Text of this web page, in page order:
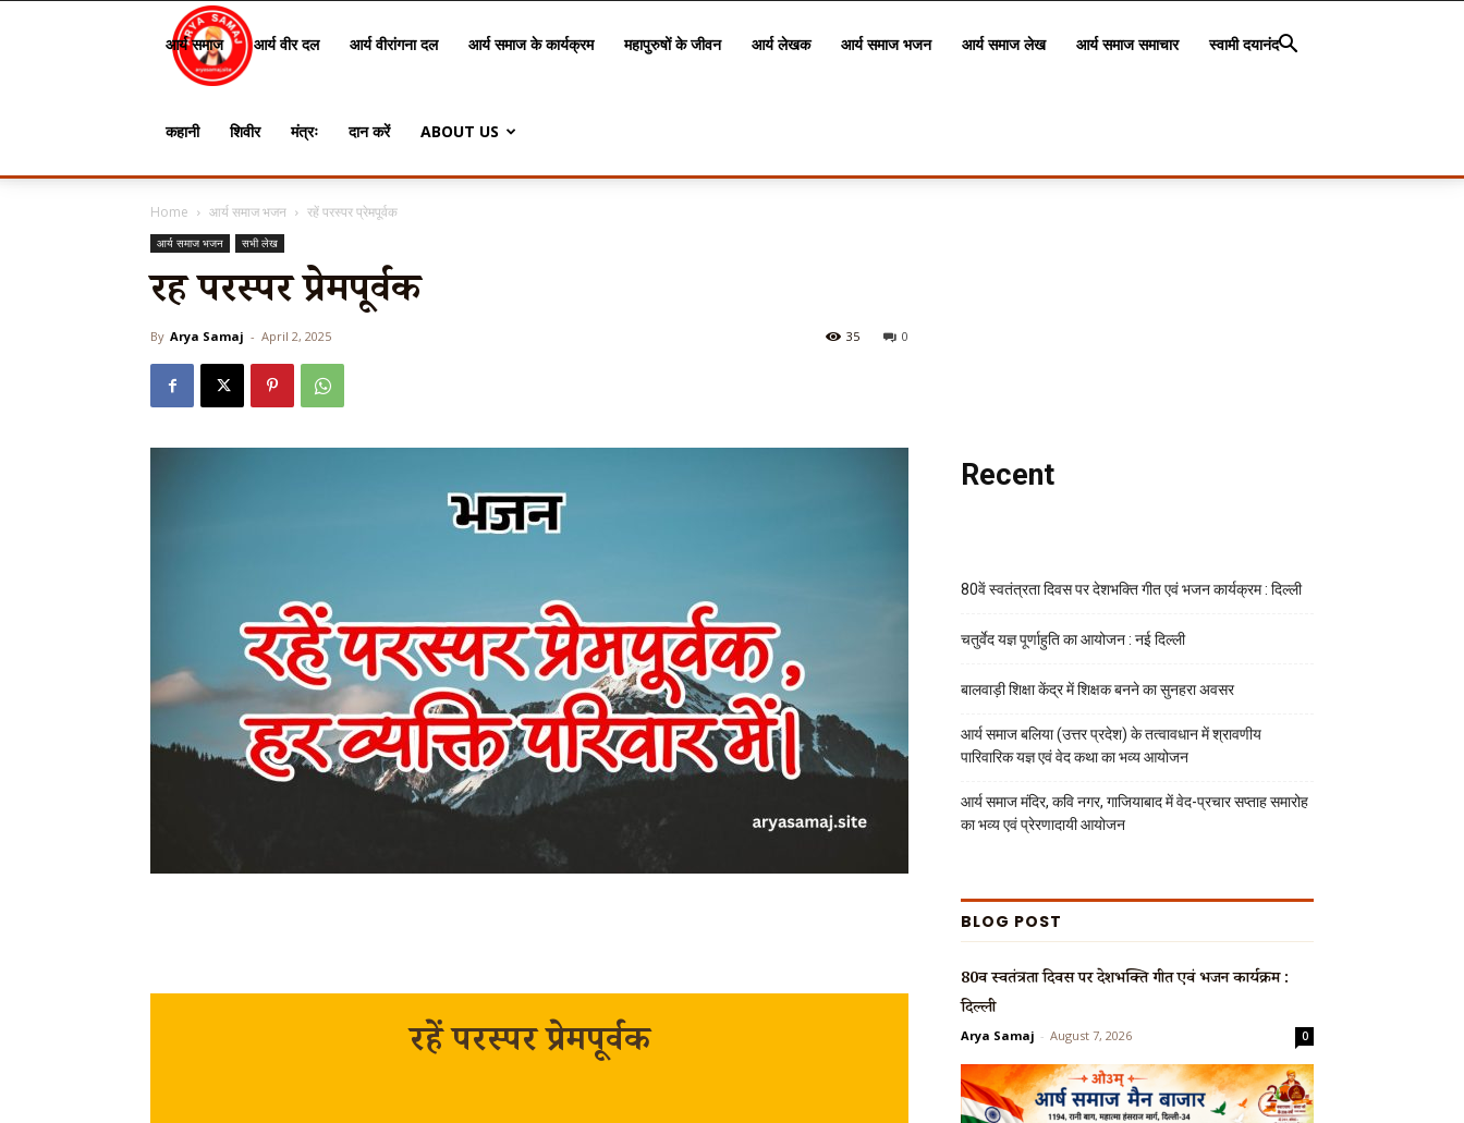
Arya
Samaj
आर्य समाज आर्य वीर दल आर्य वीरांगना दल आर्य समाज के कार्यक्रम महापुरुषों के जीवन आर्य लेखक आर्य समाज भजन आर्य समाज लेख आर्य समाज समाचार स्वामी दयानंद
कहानी शिवीर मंत्रः दान करें ABOUT US
Home आर्य समाज भजन रहें परस्पर प्रेमपूर्वक
आर्य समाज भजन सभी लेख
रहें परस्पर प्रेमपूर्वक
By Arya Samaj - April 2, 2025 0
35
रहें परस्पर प्रेमपूर्वक
Recent
80वें स्वतंत्रता दिवस पर देशभक्ति गीत एवं भजन कार्यक्रम : दिल्ली
चतुर्वेद यज्ञ पूर्णाहुति का आयोजन : नई दिल्ली
बालवाड़ी शिक्षा केंद्र में शिक्षक बनने का सुनहरा अवसर
आर्य समाज बलिया (उत्तर प्रदेश) के तत्वावधान में श्रावणीय
पारिवारिक यज्ञ एवं वेद कथा का भव्य आयोजन
आर्य समाज मंदिर, कवि नगर, गाजियाबाद में वेद-प्रचार सप्ताह समारोह
का भव्य एवं प्रेरणादायी आयोजन
BLOG POST
80वें स्वतंत्रता दिवस पर देशभक्ति गीत एवं भजन कार्यक्रम :
दिल्ली
Arya Samaj - August 7, 2026 0